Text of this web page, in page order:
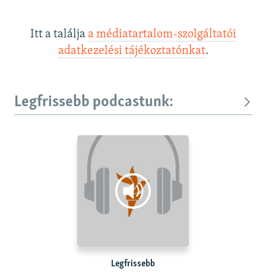
Itt a találja a médiatartalom-szolgáltatói
adatkezelési tájékoztatónkat.
Legfrissebb podcastunk:
Legfrissebb